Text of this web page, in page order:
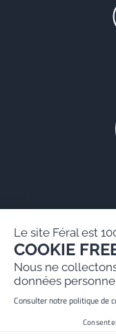
Politique de
Le site Féral est
COOKIE
Nous ne
données
Consulter notre politique de